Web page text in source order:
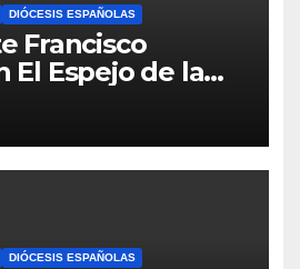
DIÓCESIS ESPAÑOLAS
Francisco
El Espejo de la
DIÓCESIS ESPAÑOLAS